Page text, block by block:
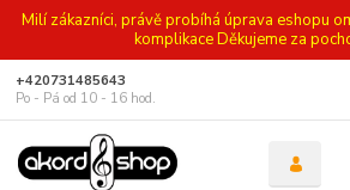
Milí zákazníci, právě probíhá úprava eshopu
komplikace Děkujeme za
+420731485643
Po - Pá od 10 - 16 hod.